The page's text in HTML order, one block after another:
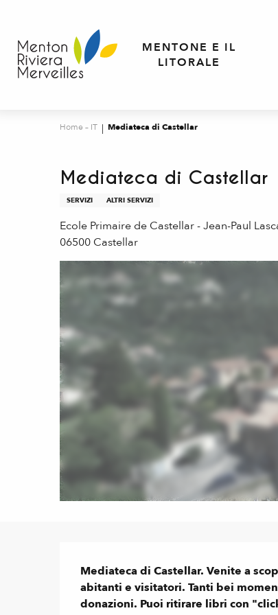
contenu
principal
MENTONE E IL
LITORALE
Home – IT Mediateca di Castellar
Mediateca di Castellar
SERVIZI ALTRI SERVIZI
Ecole Primaire de Castellar - Jean-Paul
06500 Castellar
Descrizione
Mediateca di Castellar. Venite a
abitanti e visitatori. Tanti bei
donazioni. Puoi ritirare libri con